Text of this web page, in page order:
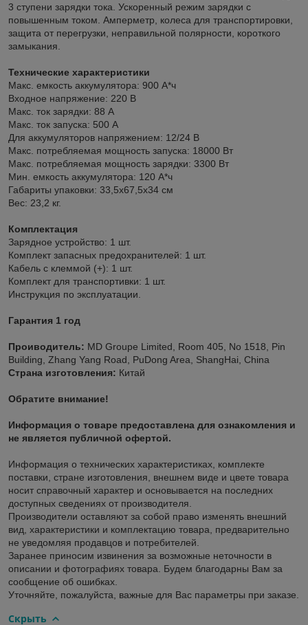
3 ступени зарядки тока. Ускоренный режим зарядки с
повышенным током. Амперметр, колеса для транспортировки,
защита от перегрузки, неправильной полярности, короткого
замыкания.
Технические характеристики
Макс. емкость аккумулятора: 900 А*ч
Входное напряжение: 220 В
Макс. ток зарядки: 88 А
Макс. ток запуска: 500 А
Для аккумуляторов напряжением: 12/24 В
Макс. потребляемая мощность запуска: 18000 Вт
Макс. потребляемая мощность зарядки: 3300 Вт
Мин. емкость аккумулятора: 120 А*ч
Габариты упаковки: 33,5х67,5х34 cм
Вес: 23,2 кг.
Комплектация
Зарядное устройство: 1 шт.
Комплект запасных предохранителей: 1 шт.
Кабель с клеммой (+): 1 шт.
Комплект для транспортивки: 1 шт.
Инструкция по эксплуатации.
Гарантия 1 год
Проиводитель: MD Groupe Limited, Room 405, No 1518, Pin
Building, Zhang Yang Road, PuDong Area, ShangHai, China
Страна изготовления: Китай
Обратите внимание!
Информация о товаре предоставлена для ознакомления и
не является публичной офертой.
Информация о технических характеристиках, комплекте
поставки, стране изготовления, внешнем виде и цвете товара
носит справочный характер и основывается на последних
доступных сведениях от производителя.
Производители оставляют за собой право изменять внешний
вид, характеристики и комплектацию товара, предварительно
не уведомляя продавцов и потребителей.
Заранее приносим извинения за возможные неточности в
описании и фотографиях товара. Будем благодарны Вам за
сообщение об ошибках.
Уточняйте, пожалуйста, важные для Вас параметры при заказе.
Скрыть